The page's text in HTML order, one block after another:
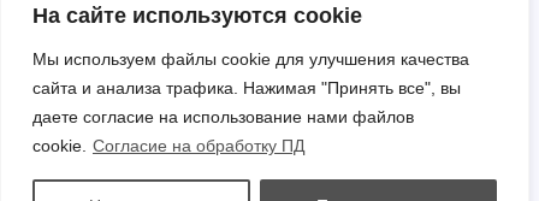
На сайте используются cookie
Мы используем файлы cookie для улучшения качества
сайта и анализа трафика. Нажимая "Принять все", вы
даете согласие на использование нами файлов
cookie. Согласие на обработку ПД
www.gm-print.ru/www.papki-print.ru/www.даргосударев.рф